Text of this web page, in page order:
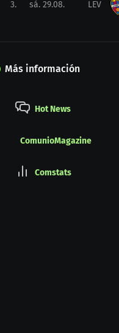
3. sá. 29.08. LEV
Más información
Hot News
ComunioMagazine
Comstats